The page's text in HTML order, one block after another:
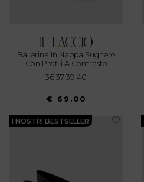
Ballerina In Nappa Sughero
Con Profili A Contrasto
36 37 39 40
€ 69.00
I NOSTRI BESTSELLER